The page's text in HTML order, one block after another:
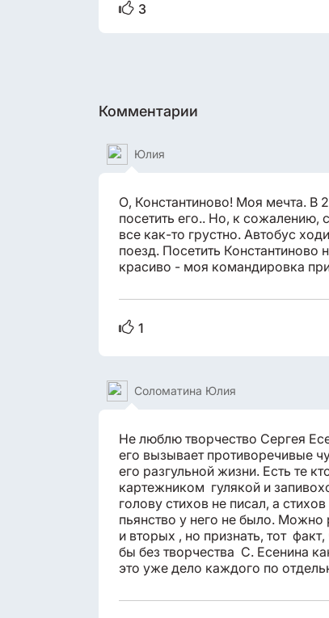
3
Комментарии
Юлия
О, Константиново! Моя мечта. В
посетить его.. Но, к сожалению,
все как-то грустно. Автобус
поезд. Посетить Константиново
красиво - моя командировка
1
Соломатина Юлия
Не люблю творчество Сергея
его вызывает противоречивые
его разгульной жизни. Есть те
картежником гулякой и
голову стихов не писал, а
пьянство у него не было. Можно
и вторых , но признать, тот
бы без творчества С. Есенина
это уже дело каждого по